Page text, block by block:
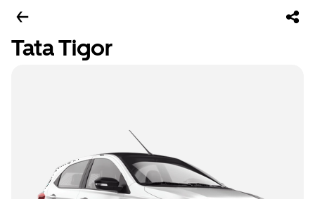
Tata Tigor